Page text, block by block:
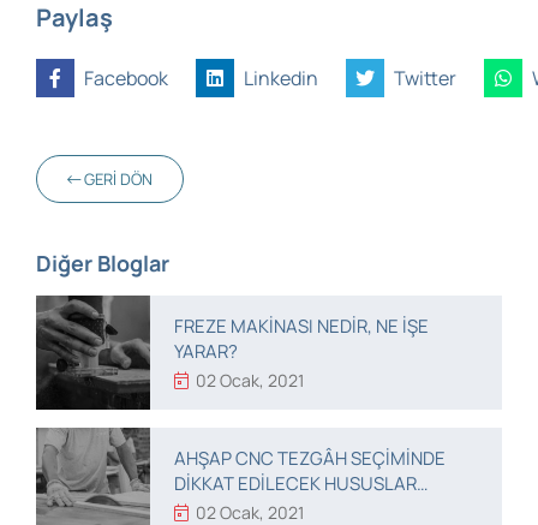
Paylaş
Facebook Linkedin Twitter
GERI DÖN
Diğer Bloglar
FREZE MAKINASI NEDIR, NE IŞE
YARAR?
02 Ocak, 2021
AHŞAP CNC TEZGÂH SEÇIMINDE
DIKKAT EDILECEK HUSUSLAR
NELERDIR?
02 Ocak, 2021